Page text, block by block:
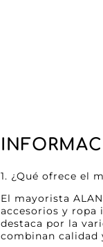
1. ¿Qué ofrece el
El mayorista
accesorios y ropa
destaca por la
combinan calidad